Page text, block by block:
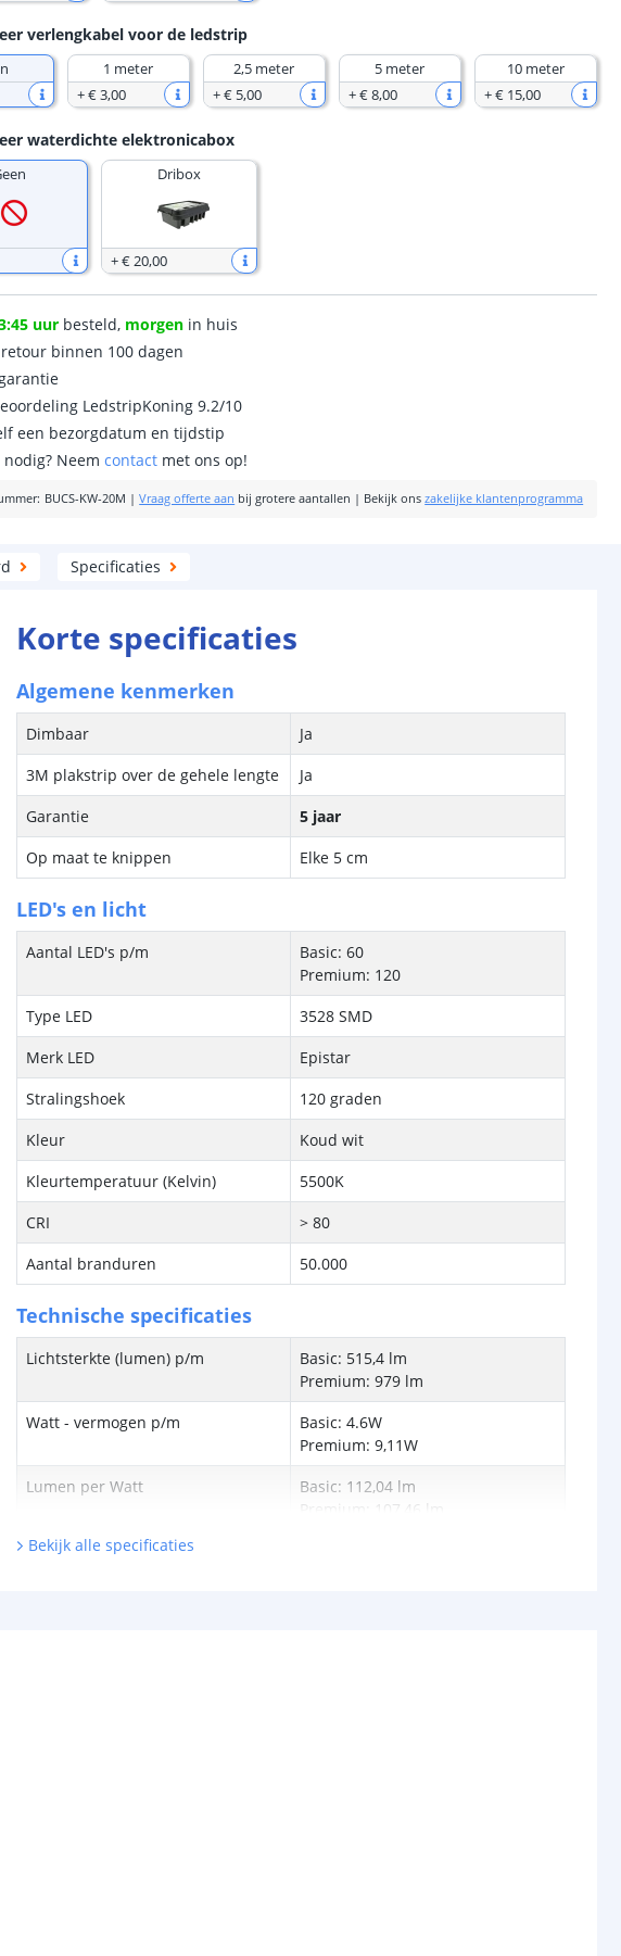
verlengkabel voor de ledstrip
1 meter
+€ 3,00
2,5 meter
+€ 5,00
5 meter
+€ 8,00
10 meter
+€ 15,00
waterdichte elektronicabox
Dribox
+€ 20,00
uur besteld, morgen in huis
retour binnen 100 dagen
LedstripKoning 9.2/10
een bezorgdatum en tijdstip
nodig? Neemcontact met ons op!
: BUCS-KW-20M |Vraag offerte aan bij grotere aantallen | Bekijk ons zakelijke klantenprogramma
Specificaties
Korte specificaties
Algemene kenmerken
Dimbaar
Ja
3M plakstrip over de gehele lengte
Ja
Garantie
5 jaar
Op maat te knippen
Elke 5 cm
LED's en licht
Aantal LED's p/m
Basic: 60
Premium: 120
Type LED
3528 SMD
Merk LED
Epistar
Stralingshoek
120 graden
Kleur
Koud wit
Kleurtemperatuur (Kelvin)
5500K
CRI
> 80
Aantal branduren
50.000
Technische specificaties
Lichtsterkte (lumen) p/m
Basic: 515,4 lm
Premium: 979 lm
Watt - vermogen p/m
Basic: 4.6W
Premium: 9,11W
Lumen per Watt
Basic: 112,04 lm
Premium: 107,46 lm
Watt per LED
Bekijk alle specificaties